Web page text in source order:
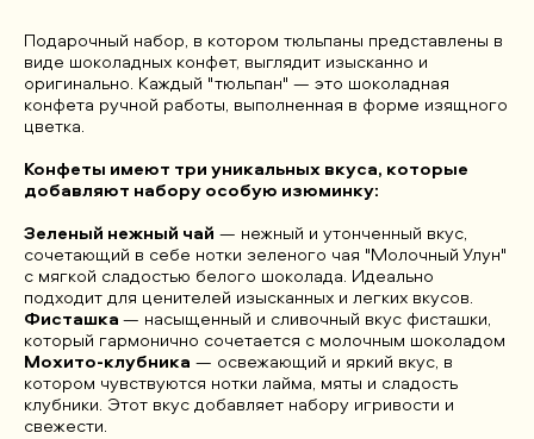
Подарочный набор, в котором тюльпаны представлены в
виде шоколадных конфет, выглядит изысканно и
оригинально. Каждый "тюльпан" — это шоколадная
конфета ручной работы, выполненная в форме изящного
цветка.
Конфеты имеют три уникальных вкуса, которые
добавляют набору особую изюминку:
Зеленый нежный чай — нежный и утонченный вкус,
сочетающий в себе нотки зеленого чая "Молочный Улун"
с мягкой сладостью белого шоколада. Идеально
подходит для ценителей изысканных и легких вкусов.
Фисташка— насыщенный и сливочный вкус фисташки,
который гармонично сочетается с молочным шоколадом
Мохито-клубника — освежающий и яркий вкус, в
котором чувствуются нотки лайма, мяты и сладость
клубники. Этот вкус добавляет набору игривости и
свежести.